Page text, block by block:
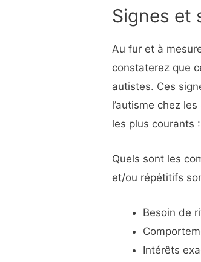
Signes et
Au fur et à
constaterez que
autistes. Ces
l’autisme chez
les plus courants :
Quels sont les
et/ou répétitifs
Besoin de
Intérêts